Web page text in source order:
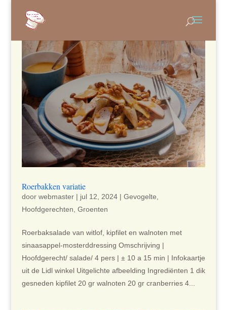
Roerbakken variatie
door webmaster| jul 12, 2024| Gevogelte
Hoofdgerechten Groenten
Roerbaksalade van witlof, kipfilet en walnoten met
sinaasappel-mosterddressing Omschrijving |
Hoofdgerecht/ salade/ 4 pers | ± 10 a 15 min | Infokaartje
uit de Lidl winkel Uitgelichte afbeelding Ingrediënten 1 dik
gesneden kipfilet 20 gr walnoten 20 gr cranberries 4...